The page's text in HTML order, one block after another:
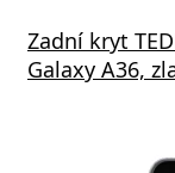
Zadní kryt
Galaxy A36,